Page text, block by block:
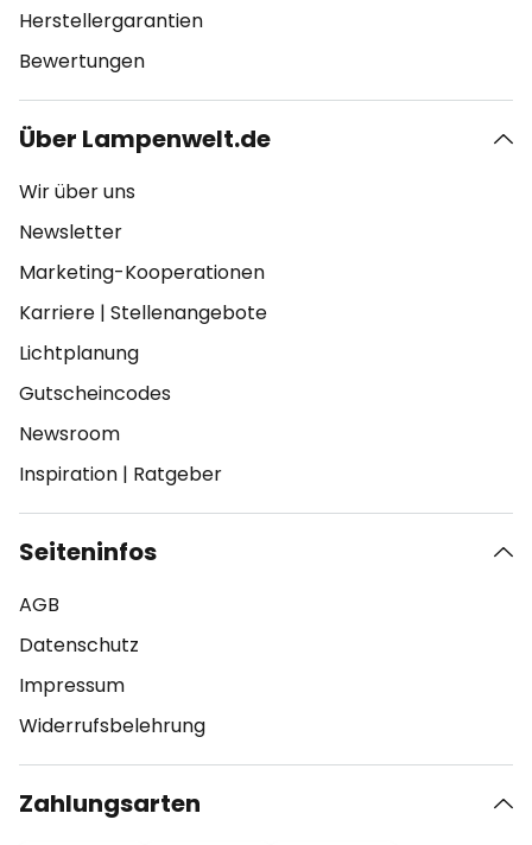
Herstellergarantien
Bewertungen
Über Lampenwelt.de
Wir über uns
Newsletter
Marketing-Kooperationen
Karriere | Stellenangebote
Lichtplanung
Gutscheincodes
Newsroom
Inspiration | Ratgeber
Seiteninfos
AGB
Datenschutz
Impressum
Widerrufsbelehrung
Zahlungsarten